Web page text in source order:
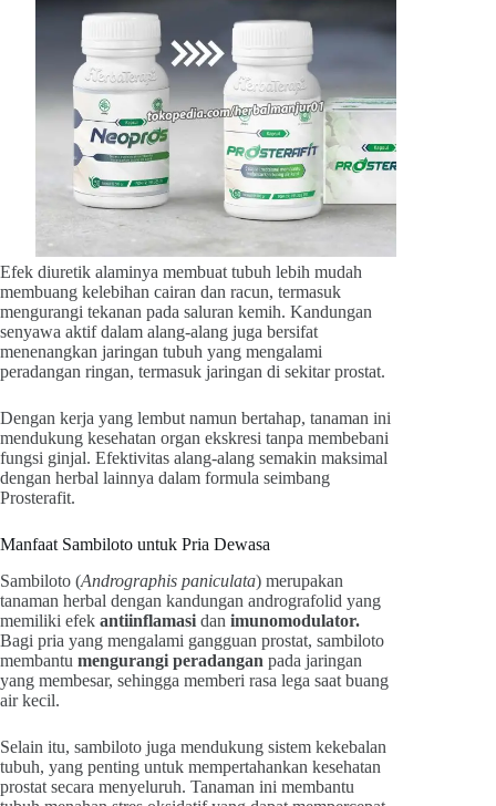
Efek diuretik alaminya membuat tubuh lebih mudah
membuang kelebihan cairan dan racun, termasuk
mengurangi tekanan pada saluran kemih. Kandungan
senyawa aktif dalam alang-alang juga bersifat
menenangkan jaringan tubuh yang mengalami
peradangan ringan, termasuk jaringan di sekitar prostat.
Dengan kerja yang lembut namun bertahap, tanaman ini
mendukung kesehatan organ ekskresi tanpa membebani
fungsi ginjal. Efektivitas alang-alang semakin maksimal
dengan herbal lainnya dalam formula seimbang
Prosterafit.
Manfaat Sambiloto untuk Pria Dewasa
Sambiloto (Andrographis paniculata) merupakan
tanaman herbal dengan kandungan andrografolid yang
memiliki efek antiinflamasi dan imunomodulator.
Bagi pria yang mengalami gangguan prostat, sambiloto
membantu mengurangi peradangan pada jaringan
yang membesar, sehingga memberi rasa lega saat buang
air kecil.
Selain itu, sambiloto juga mendukung sistem kekebalan
tubuh, yang penting untuk mempertahankan kesehatan
prostat secara menyeluruh. Tanaman ini membantu